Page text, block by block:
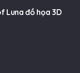
Luna đồ họa 3D